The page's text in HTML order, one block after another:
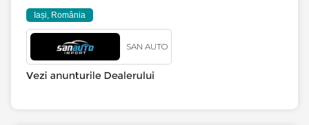
Iași, România
SAN AUTO